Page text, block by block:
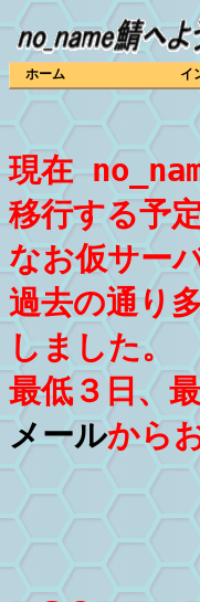
ホーム イ
現在
移行する予
なお仮サー
過去の通り
しました。
最低３日、
メールから